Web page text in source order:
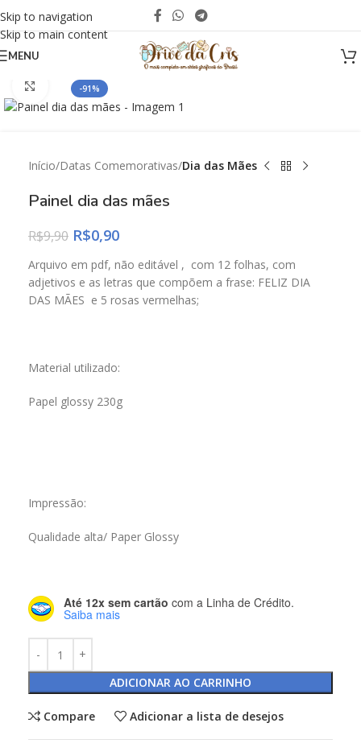
Skip to navigation
Skip to main content
MENU
-91%
Click to enlarge
Início Datas Comemorativas Dia das Mães
Painel dia das mães
R$9,90 R$0,90
Arquivo em pdf, não editável , com 12 folhas, com
adjetivos e as letras que compõem a frase: FELIZ DIA
DAS MÃES e 5 rosas vermelhas;
Material utilizado:
Papel glossy 230g
Impressão:
Qualidade alta/ Paper Glossy
Até 12x sem cartão com a Linha de Crédito.
Saiba mais
ADICIONAR AO CARRINHO
Compare Adicionar a lista de desejos